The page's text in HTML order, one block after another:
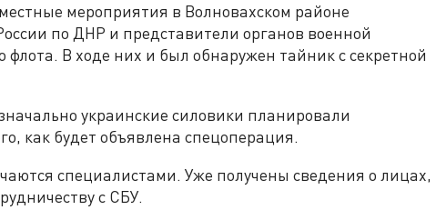
мероприятия в Волновахском районе
по ДНР и представители органов военной
флота. В ходе них и был обнаружен тайник с секретной
украинские силовики планировали
как будет объявлена спецоперация.
специалистами. Уже получены сведения о лицах,
с СБУ.